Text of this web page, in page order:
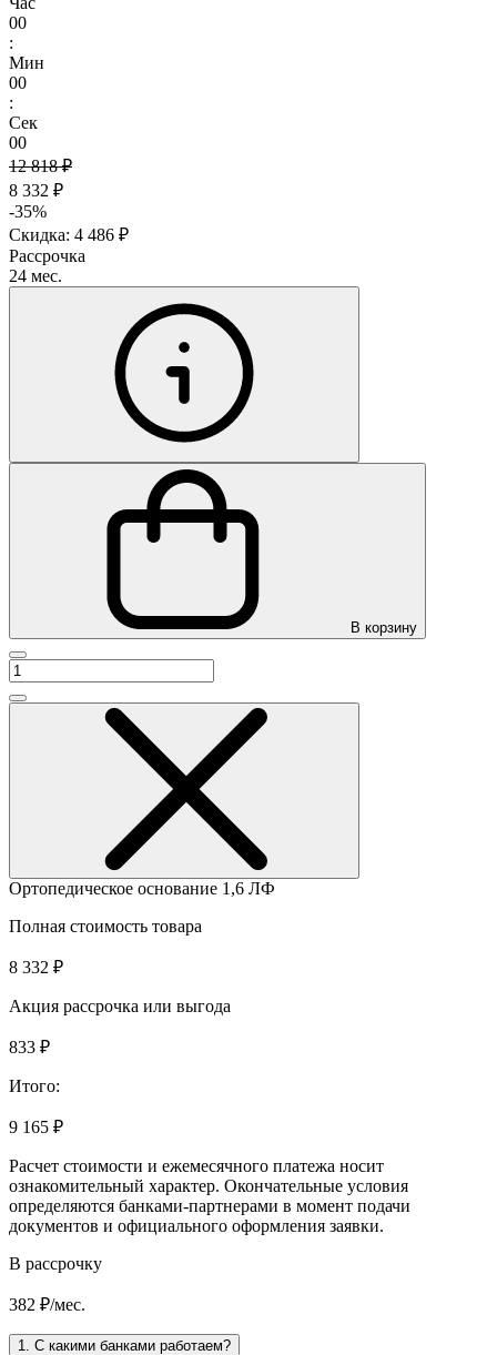
00
:
Мин
00
:
Сек
00
12 818 ₽
8 332 ₽
-35%
Скидка: 4 486 ₽
Рассрочка
24 мес.
В корзину
Ортопедическое основание 1,6 ЛФ
Полная стоимость товара
8 332 ₽
Акция рассрочка или выгода
833 ₽
Итого:
9 165 ₽
Расчет стоимости и ежемесячного платежа носит
ознакомительный характер. Окончательные условия
определяются банками-партнерами в момент подачи
документов и официального оформления заявки.
В рассрочку
382 ₽/мес.
1. С какими банками работаем?